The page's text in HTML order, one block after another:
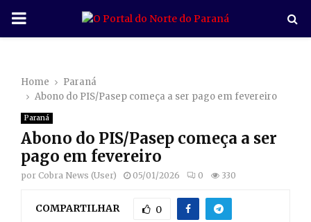
P
M
A
Home
Paraná
Abono do PIS/Pasep começa a ser pago em fevereiro
Paraná
Abono do PIS/Pasep começa a ser
pago em fevereiro
por Cobra News (User) 05/01/2026 0 330
COMPARTILHAR 0